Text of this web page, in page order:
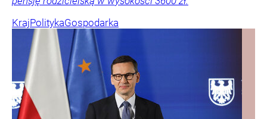
KrajPolitykaGospodarka